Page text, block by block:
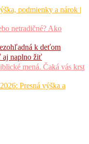
podmienky a nárok |
netradičné? Ako
k deťom
aj naplno žiť
mená. Čaká vás krst
Presná výška a